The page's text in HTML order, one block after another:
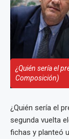
¿Quién sería el
Composición)
¿Quién sería el
segunda vuelta
fichas y planteó